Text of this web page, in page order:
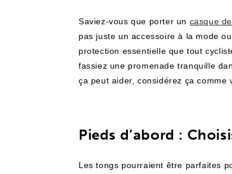
Saviez-vous que porter un casque
pas juste un accessoire à la mode
protection essentielle que tout
fassiez une promenade tranquille
ça peut aider, considérez ça comme
Pieds d’abord :
Les tongs pourraient être parfaites